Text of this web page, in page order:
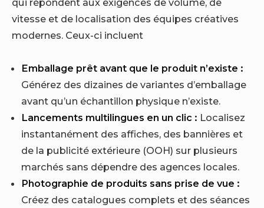
vitesse et de localisation des équipes créatives
modernes. Ceux-ci incluent
Emballage prêt avant que le produit n’existe :
Générez des dizaines de variantes d’emballage
avant qu’un échantillon physique n’existe.
Lancements multilingues en un clic : Localisez
instantanément des affiches, des bannières et
de la publicité extérieure (OOH) sur plusieurs
marchés sans dépendre des agences locales.
Photographie de produits sans prise de vue :
Créez des catalogues complets et des séances